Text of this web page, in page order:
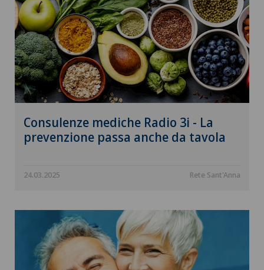
Consulenze mediche Radio 3i - La
prevenzione passa anche da tavola
24.03.2025 Rete Sant'Anna